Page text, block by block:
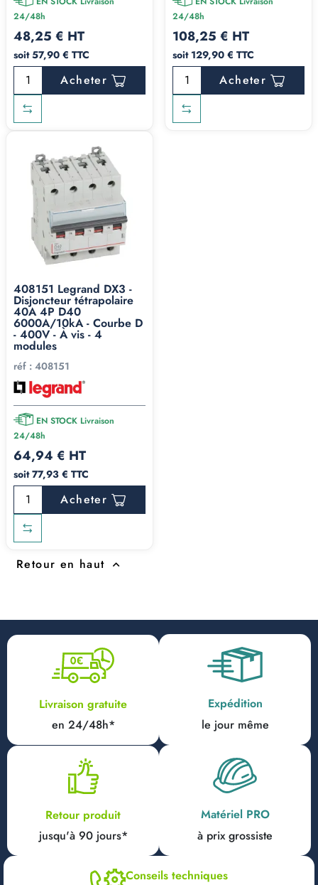
24/48h
48,25 € HT
soit 57,90 € TTC
Acheter
24/48h
108,25 € HT
soit 129,90 € TTC
Acheter
408151 Legrand DX3 -
Disjoncteur tétrapolaire
40A 4P D40
6000A/10kA - Courbe D
- 400V - À vis - 4
modules
réf : 408151
EN STOCK Livraison
24/48h
64,94 € HT
soit 77,93 € TTC
Acheter
Retour en haut 
Livraison gratuite
en 24/48h*
Expédition
le jour même
Retour produit
jusqu'à 90 jours*
Matériel PRO
à prix grossiste
Conseils techniques